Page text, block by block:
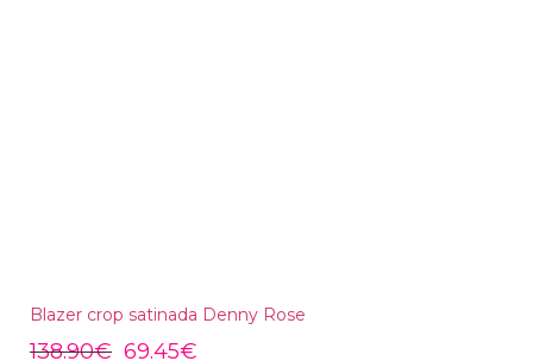
Blazer crop satinada Denny Rose
138.90€ 69.45€